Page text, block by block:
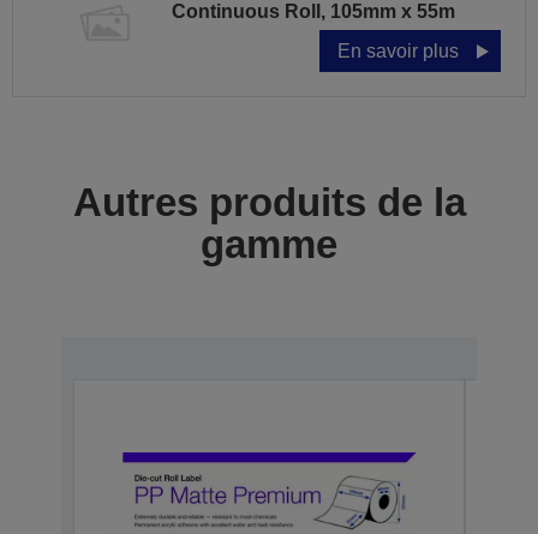
Continuous Roll, 105mm x 55m
En savoir plus
Autres produits de la
gamme